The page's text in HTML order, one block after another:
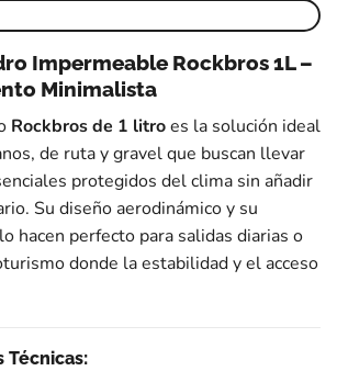
Impermeable Rockbros 1L –
Minimalista
Rockbros de 1 litroes la solución ideal
de ruta y gravel que buscan llevar
protegidos del clima sin añadir
Su diseño aerodinámico y su
hacen perfecto para salidas diarias o
donde la estabilidad y el acceso
Técnicas: